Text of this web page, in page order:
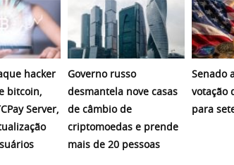
hacker
bitcoin,
Server,
Governo russo
desmantela nove casas
de câmbio de
criptomoedas e prende
mais de 20 pessoas
Senado
votação
para